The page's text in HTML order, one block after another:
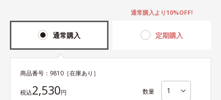
通常購入 定期購入
通常購入より10%OFF!
商品番号： 9810 ［在庫あり］
税込2,530円 数量